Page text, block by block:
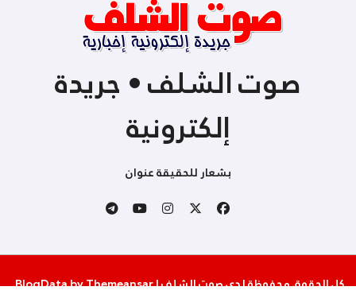
صوت الشلف • جريدة
إلكترونية
بشعار للحقيقة عنوان
كل الحقوق محفوظة لدى صوت الشلف|
BlogDatabyThemeansar
.